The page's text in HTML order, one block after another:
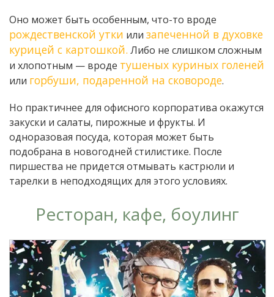
Оно может быть особенным, что-то вроде
рождественской утки или запеченной в духовке
курицей с картошкой. Либо не слишком сложным
и хлопотным — вроде тушеных куриных голеней
или горбуши, подаренной на сковороде.
Но практичнее для офисного корпоратива окажутся
закуски и салаты, пирожные и фрукты. И
одноразовая посуда, которая может быть
подобрана в новогодней стилистике. После
пиршества не придется отмывать кастрюли и
тарелки в неподходящих для этого условиях.
Ресторан, кафе, боулинг